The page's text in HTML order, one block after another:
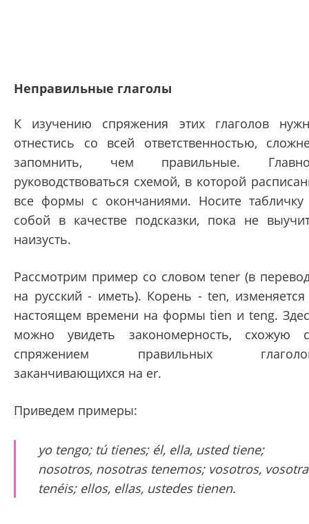
Неправильные глаголы
К изучению спряжения этих глаголов
отнестись со всей ответственностью,
запомнить, чем правильные.
руководствоваться схемой, в которой
все формы с окончаниями. Носите табличку
собой в качестве подсказки, пока не
наизусть.
Рассмотрим пример со словом tener (в
на русский - иметь). Корень - ten, изменяется
настоящем времени на формы tien и teng.
можно увидеть закономерность, схожую
спряжением правильных
заканчивающихся на er.
Приведем примеры:
yo tengo; tú tienes; él, ella, usted tiene;
nosotros, nosotras tenemos; vosotros,
tenéis; ellos, ellas, ustedes tienen.